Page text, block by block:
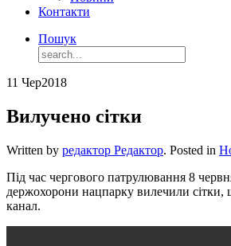
Контакти
Пошук
11 Чер2018
Вилучено сітки
Written by редактор Редактор. Posted in
Під час чергового патрулювання 8
держохорони нацпарку вилечили сітки,
канал.